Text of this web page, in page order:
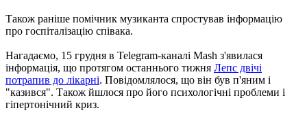
Також раніше помічник музиканта спростував інформацію
про госпіталізацію співака.
Нагадаємо, 15 грудня в Telegram-каналі Mash з'явилася
інформація, що протягом останнього тижня Лепс двічі
потрапив до лікарні. Повідомлялося, що він був п'яним і
"казився". Також йшлося про його психологічні проблеми і
гіпертонічний криз.